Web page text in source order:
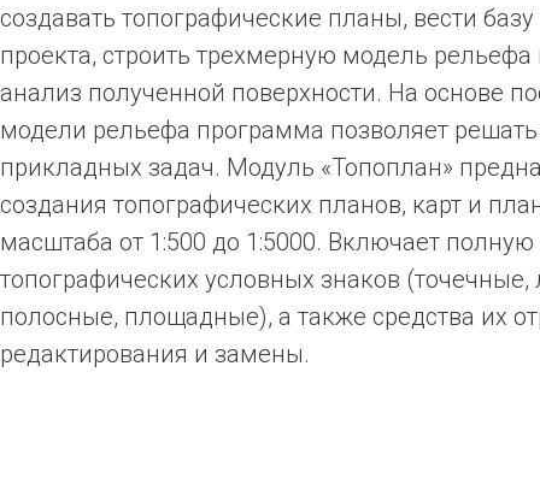
создавать топографические планы, вести
проекта, строить трехмерную модель рельефа
анализ полученной поверхности. На основе
модели рельефа программа позволяет
прикладных задач. Модуль «Топоплан»
создания топографических планов, карт и
масштаба от 1:500 до 1:5000. Включает полную
топографических условных знаков
полосные, площадные), а также средства их
редактирования и замены.